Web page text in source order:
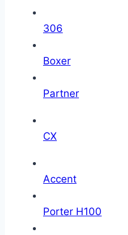
306
Boxer
Partner
CX
Accent
Porter H100